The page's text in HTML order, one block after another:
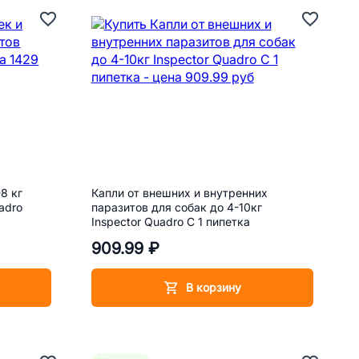
кг
Капли от внешних и внутренних
паразитов для собак до 4-10кг
Inspector Quadro C 1 пипетка
909.99 ₽
В корзину